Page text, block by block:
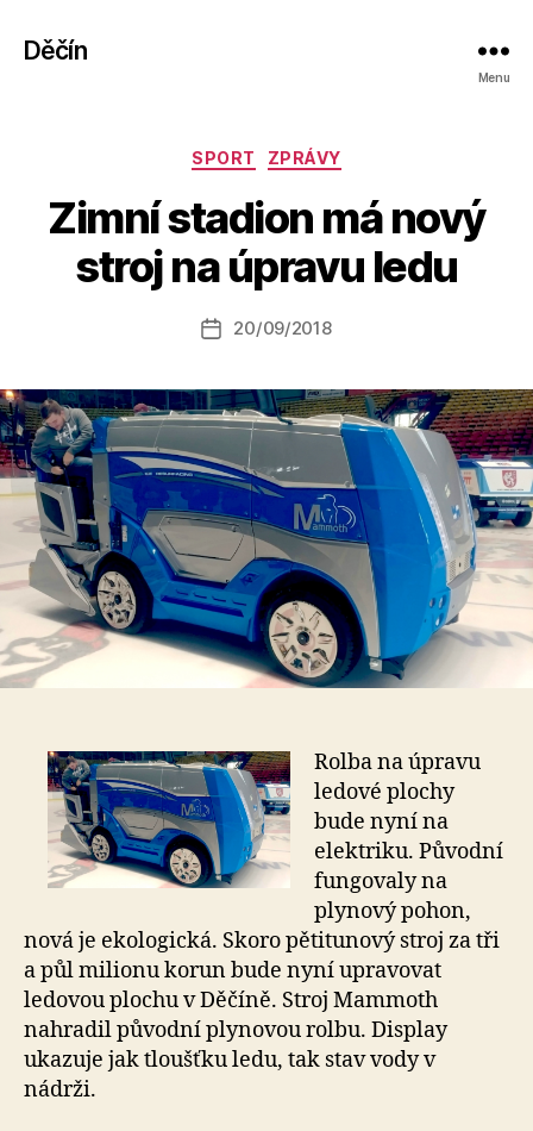
Děčín
Menu
Rubriky
SPORT ZPRÁVY
Zimní stadion má nový
stroj na úpravu ledu
Autor
příspěvku
u
o
a
s
o
Datum
20/09/2018
Rolba na úpravu
ledové plochy
bude nyní na
elektriku. Původní
fungovaly na
plynový pohon,
nová je ekologická. Skoro pětitunový stroj za tři
a půl milionu korun bude nyní upravovat
ledovou plochu v Děčíně. Stroj Mammoth
nahradil původní plynovou rolbu. Display
ukazuje jak tloušťku ledu, tak stav vody v
nádrži.